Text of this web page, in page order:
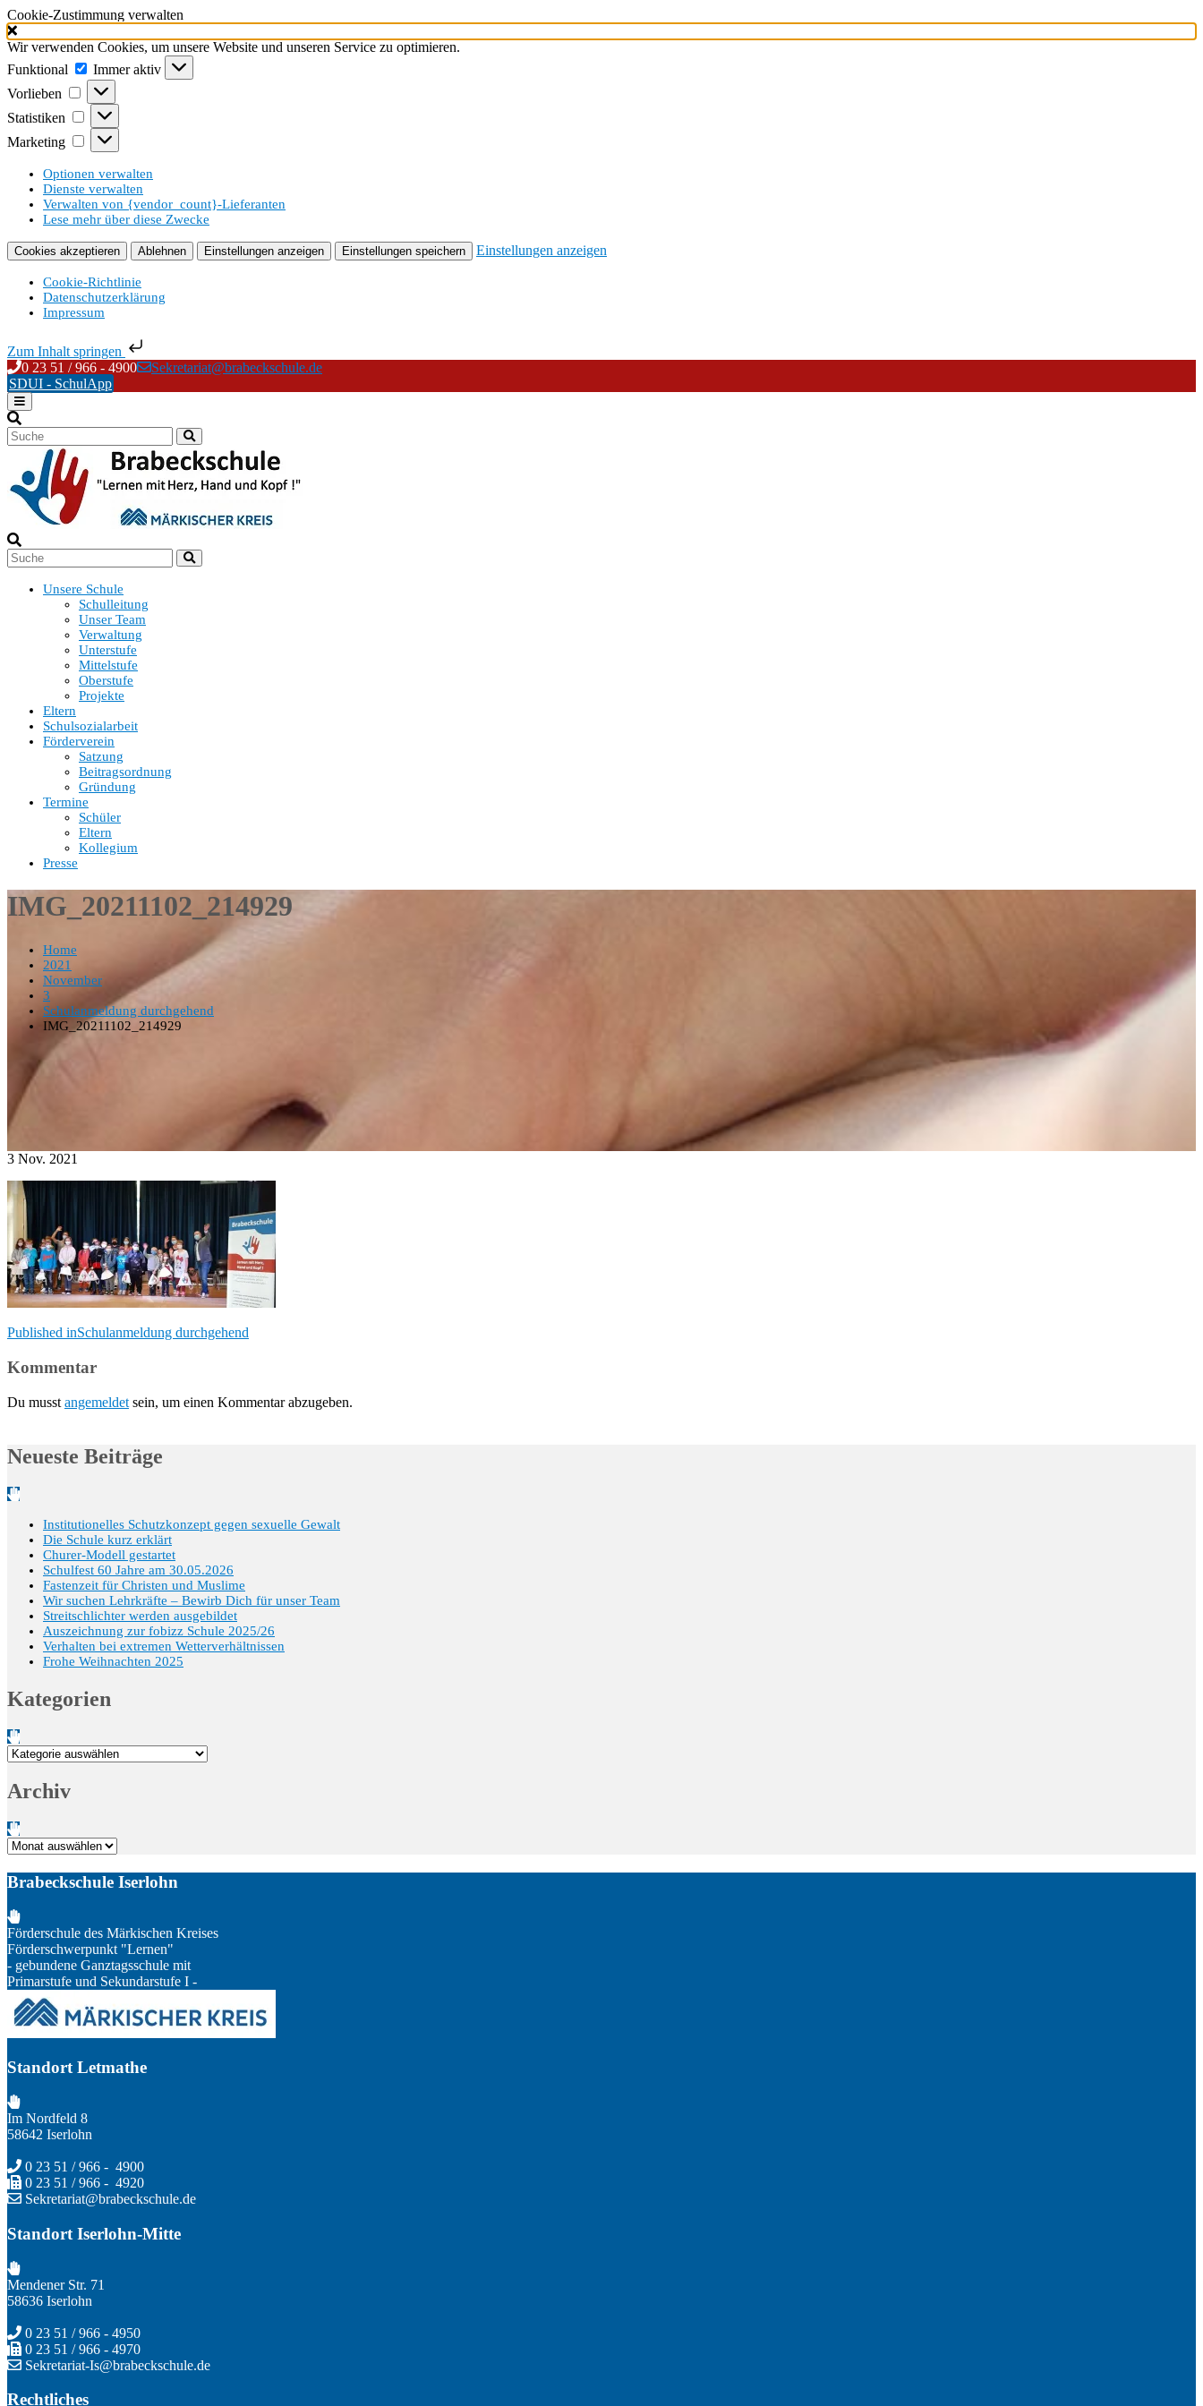
Cookie-Zustimmung verwalten
Wir verwenden Cookies, um unsere Website und unseren Service zu optimieren.
Funktional
Funktional
Immer aktiv
Vorlieben
Vorlieben
Statistiken Statistiken
Marketing Marketing
Optionen verwalten
Dienste verwalten
Verwalten von {vendor_count}-Lieferanten
Lese mehr über diese Zwecke
Cookies akzeptieren Ablehnen Einstellungen anzeigen Einstellungen speichern Einstellungen anzeigen
Cookie-Richtlinie
Datenschutzerklärung
Impressum
Zum Inhalt springen
Skip
to
content
0 23 51 / 966 - 4900
Sekretariat@brabeckschule.de
SDUI - SchulApp
Unsere Schule
Schulleitung
Unser Team
Verwaltung
Unterstufe
Mittelstufe
Oberstufe
Projekte
Eltern
Schulsozialarbeit
Förderverein
Satzung
Beitragsordnung
Gründung
Termine
Schüler
Eltern
Kollegium
Presse
IMG_20211102_214929
Home
2021
November
3
Schulanmeldung durchgehend
IMG_20211102_214929
3 Nov. 2021
Beitragsnavigation
Published inSchulanmeldung durchgehend
Kommentar
Du musst angemeldet sein, um einen Kommentar abzugeben.
Neueste Beiträge
Institutionelles Schutzkonzept gegen sexuelle Gewalt
Die Schule kurz erklärt
Churer-Modell gestartet
Schulfest 60 Jahre am 30.05.2026
Fastenzeit für Christen und Muslime
Wir suchen Lehrkräfte – Bewirb Dich für unser Team
Streitschlichter werden ausgebildet
Auszeichnung zur fobizz Schule 2025/26
Verhalten bei extremen Wetterverhältnissen
Frohe Weihnachten 2025
Kategorien
Kategorien
Archiv
Archiv
Brabeckschule Iserlohn
Förderschule des Märkischen Kreises
Förderschwerpunkt "Lernen"
- gebundene Ganztagsschule mit
Primarstufe und Sekundarstufe I -
Standort Letmathe
Im Nordfeld 8
58642 Iserlohn
0 23 51 / 966 - 4900
0 23 51 / 966 - 4920
Sekretariat@brabeckschule.de
Standort Iserlohn-Mitte
Mendener Str. 71
58636 Iserlohn
0 23 51 / 966 - 4950
0 23 51 / 966 - 4970
Sekretariat-Is@brabeckschule.de
Rechtliches